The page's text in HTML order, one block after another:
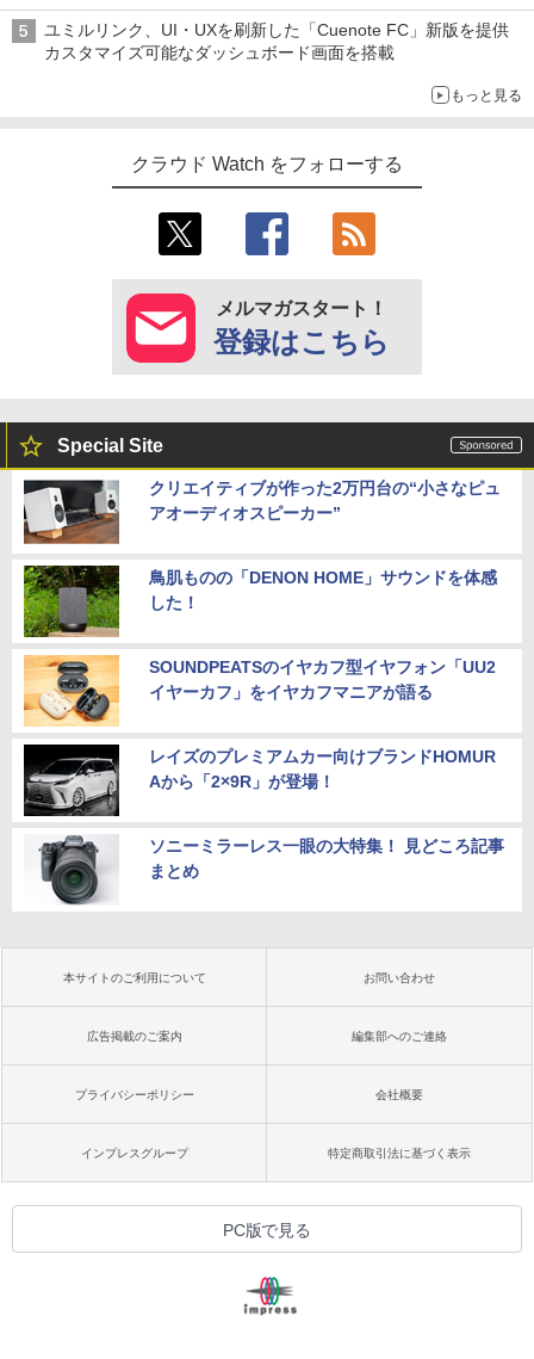
ユミルリンク、UI・UXを刷新した「Cuenote FC」新版を提供
カスタマイズ可能なダッシュボード画面を搭載
もっと見る
クラウド Watch をフォローする
メルマガスタート！
登録はこちら
Special Site
クリエイティブが作った2万円台の“小さなピュ
アオーディオスピーカー”
鳥肌ものの「DENON HOME」サウンドを体感
した！
SOUNDPEATSのイヤカフ型イヤフォン「UU2
イヤーカフ」をイヤカフマニアが語る
レイズのプレミアムカー向けブランドHOMUR
Aから「2×9R」が登場！
ソニーミラーレス一眼の大特集！ 見どころ記事
まとめ
本サイトのご利用について お問い合わせ
広告掲載のご案内 編集部へのご連絡
プライバシーポリシー 会社概要
インプレスグループ 特定商取引法に基づく表示
PC版で見る